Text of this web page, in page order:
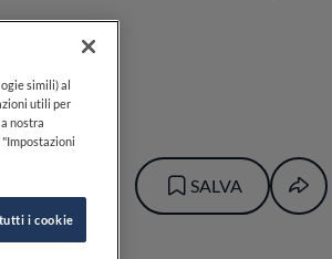
SALVA
simili) al
utili per
nostra
i cookie